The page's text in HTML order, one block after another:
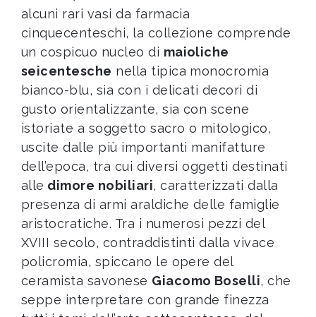
alcuni rari vasi da farmacia
cinquecenteschi, la collezione comprende
un cospicuo nucleo di maioliche
seicentesche nella tipica monocromia
bianco-blu, sia con i delicati decori di
gusto orientalizzante, sia con scene
istoriate a soggetto sacro o mitologico,
uscite dalle più importanti manifatture
dell’epoca, tra cui diversi oggetti destinati
alle dimore nobiliari, caratterizzati dalla
presenza di armi araldiche delle famiglie
aristocratiche. Tra i numerosi pezzi del
XVIII secolo, contraddistinti dalla vivace
policromia, spiccano le opere del
ceramista savonese Giacomo Boselli, che
seppe interpretare con grande finezza